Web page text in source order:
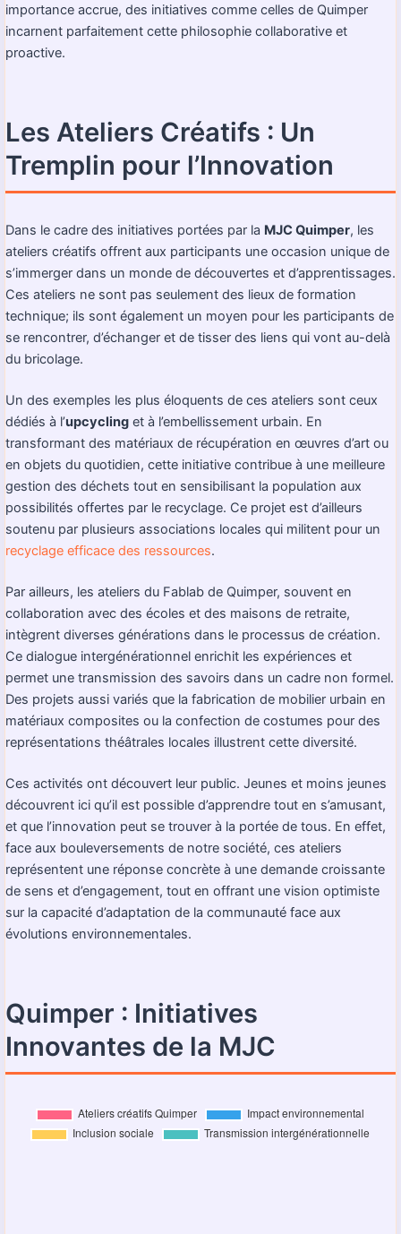
importance accrue, des initiatives comme celles de Quimper
incarnent parfaitement cette philosophie collaborative et
proactive.
Les Ateliers Créatifs : Un
Tremplin pour l’Innovation
Dans le cadre des initiatives portées par la MJC Quimper, les
ateliers créatifs offrent aux participants une occasion unique de
s’immerger dans un monde de découvertes et d’apprentissages.
Ces ateliers ne sont pas seulement des lieux de formation
technique; ils sont également un moyen pour les participants de
se rencontrer, d’échanger et de tisser des liens qui vont au-delà
du bricolage.
Un des exemples les plus éloquents de ces ateliers sont ceux
dédiés à l’upcycling et à l’embellissement urbain. En
transformant des matériaux de récupération en œuvres d’art ou
en objets du quotidien, cette initiative contribue à une meilleure
gestion des déchets tout en sensibilisant la population aux
possibilités offertes par le recyclage. Ce projet est d’ailleurs
soutenu par plusieurs associations locales qui militent pour un
recyclage efficace des ressources.
Par ailleurs, les ateliers du Fablab de Quimper, souvent en
collaboration avec des écoles et des maisons de retraite,
intègrent diverses générations dans le processus de création.
Ce dialogue intergénérationnel enrichit les expériences et
permet une transmission des savoirs dans un cadre non formel.
Des projets aussi variés que la fabrication de mobilier urbain en
matériaux composites ou la confection de costumes pour des
représentations théâtrales locales illustrent cette diversité.
Ces activités ont découvert leur public. Jeunes et moins jeunes
découvrent ici qu’il est possible d’apprendre tout en s’amusant,
et que l’innovation peut se trouver à la portée de tous. En effet,
face aux bouleversements de notre société, ces ateliers
représentent une réponse concrète à une demande croissante
de sens et d’engagement, tout en offrant une vision optimiste
sur la capacité d’adaptation de la communauté face aux
évolutions environnementales.
Quimper : Initiatives
Innovantes de la MJC